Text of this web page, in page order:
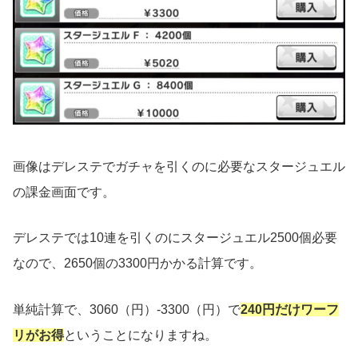
画像はデレステでガチャを引くのに必要なスタージュエル
の課金画面です。
デレステでは10連を引くのにスタージュエル2500個必要
なので、2650個の3300円かかる計算です。
単純計算で、3060（円）-3300（円）で240円だけワーフ
リがお得ということになりますね。